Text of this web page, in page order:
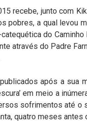
recebe, junto com
pobres, a qual levou
do Caminho
através do Padre
após a sua
em meio a
sofrimentos até o
quatro meses